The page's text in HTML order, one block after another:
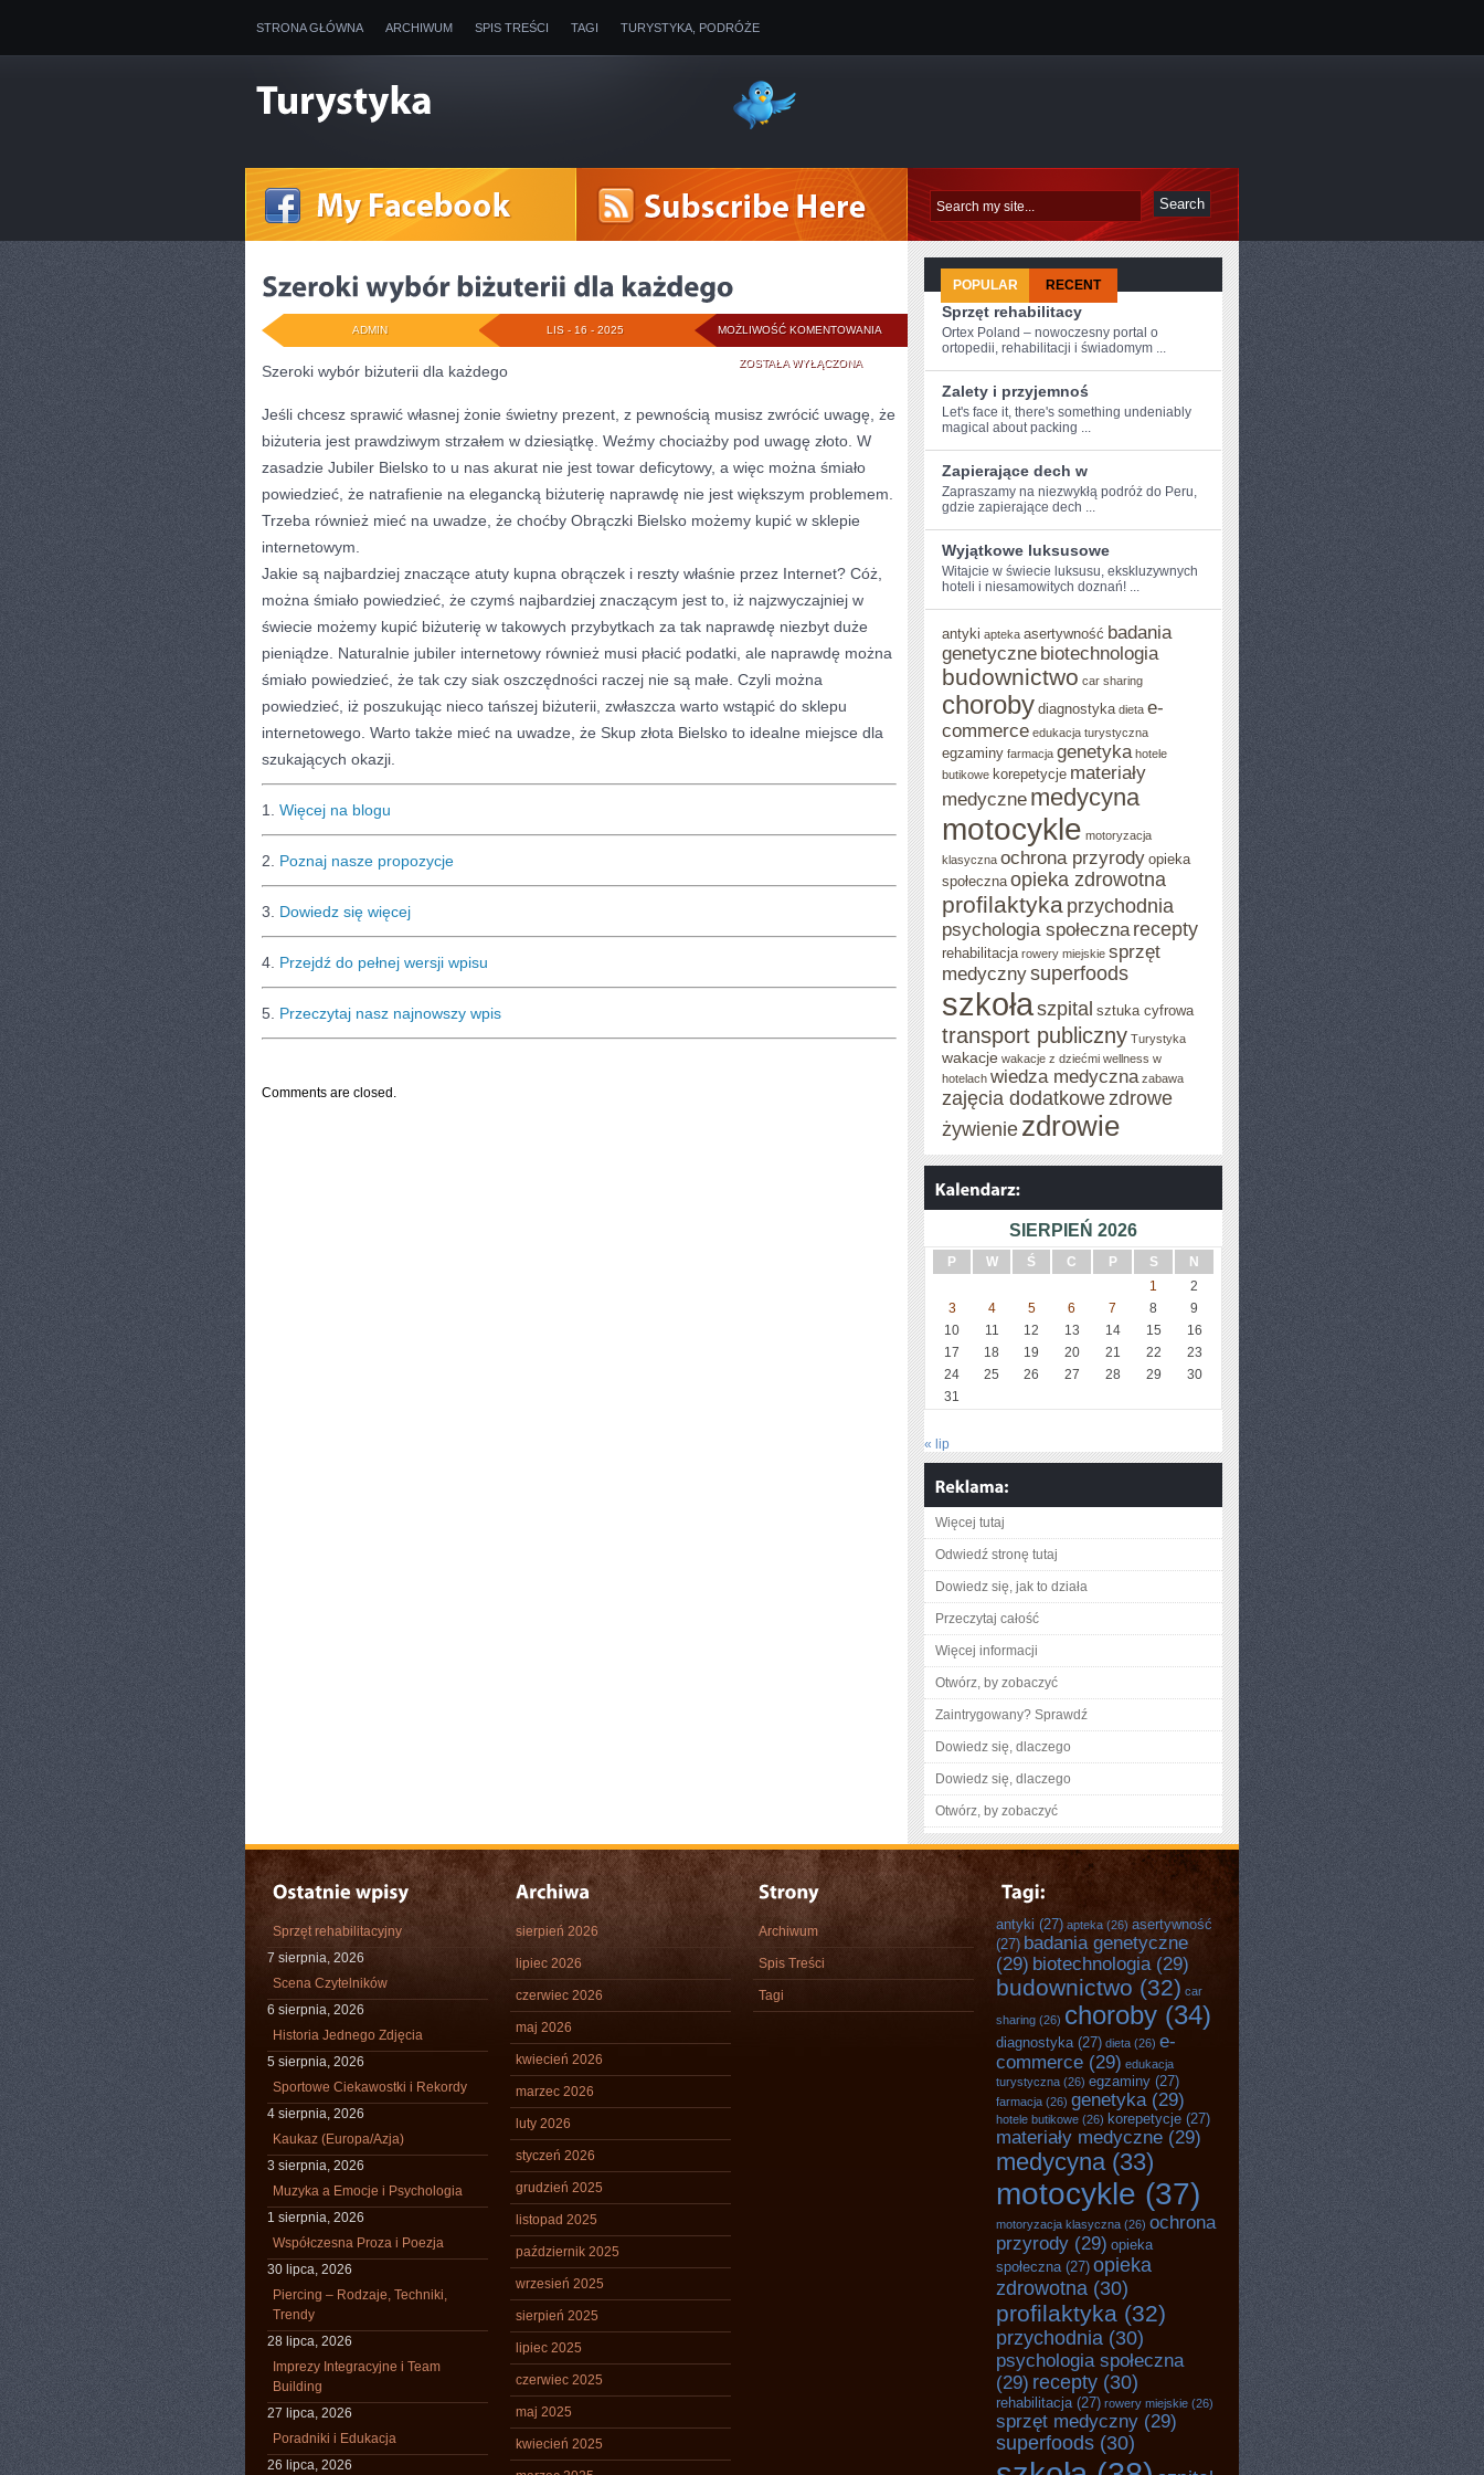
STRONA GŁÓWNA ARCHIWUM SPIS TREŚCI TAGI TURYSTYKA, PODRÓŻE
MOŻLIWOŚĆ KOMENTOWANIA SZEROKI
WYBÓR
BIŻUTERII
KAŻDEGO
ZOSTAŁA WYŁĄCZONA
LIS - 16 - 2025
ADMIN
Szeroki wybór biżuterii dla każdego
Jeśli chcesz sprawić własnej żonie świetny prezent, z pewnością musisz zwrócić uwagę, że
biżuteria jest prawdziwym strzałem w dziesiątkę. Weźmy chociażby pod uwagę złoto. W
zasadzie Jubiler Bielsko to u nas akurat nie jest towar deficytowy, a więc można śmiało
powiedzieć, że natrafienie na elegancką biżuterię naprawdę nie jest większym problemem.
Trzeba również mieć na uwadze, że choćby Obrączki Bielsko możemy kupić w sklepie
internetowym.
Jakie są najbardziej znaczące atuty kupna obrączek i reszty właśnie przez Internet? Cóż,
można śmiało powiedzieć, że czymś najbardziej znaczącym jest to, iż najzwyczajniej w
świecie możemy kupić biżuterię w takowych przybytkach za tak naprawdę niezbyt duże
pieniądze. Naturalnie jubiler internetowy również musi płacić podatki, ale naprawdę można
śmiało powiedzieć, że tak czy siak oszczędności raczej nie są małe. Czyli można
powiedzieć, iż poszukując nieco tańszej biżuterii, zwłaszcza warto wstąpić do sklepu
internetowego. Warto także mieć na uwadze, że Skup złota Bielsko to idealne miejsce dla
szukających okazji.
1. Więcej na blogu
2. Poznaj nasze propozycje
3. Dowiedz się więcej
4. Przejdź do pełnej wersji wpisu
5. Przeczytaj nasz najnowszy wpis
Comments are closed.
POPULAR RECENT
Sprzęt rehabilitacy
Ortex Poland – nowoczesny portal o
ortopedii, rehabilitacji i świadomym ...
Zalety i przyjemnoś
Let's face it,⁣ there's something ​undeniably
magical about ‍packing ...
Zapierające dech w
Zapraszamy na ‌niezwykłą podróż do⁢ Peru,
gdzie zapierające dech ...
Wyjątkowe luksusowe
Witajcie⁢ w​ świecie luksusu,‍ ekskluzywnych
hoteli i niesamowitych doznań! ...
antyki apteka asertywność badania
genetyczne biotechnologia
budownictwo car sharing
choroby diagnostyka dieta e-
commerce edukacja turystyczna
egzaminy farmacja genetyka hotele
butikowe korepetycje materiały
medyczne medycyna
motocykle motoryzacja
klasyczna ochrona przyrody opieka
społeczna opieka zdrowotna
profilaktyka przychodnia
psychologia społeczna recepty
rehabilitacja rowery miejskie sprzęt
medycznysuperfoods
szkołaszpital sztuka cyfrowa
transport publiczny Turystyka
wakacje wakacje z dziećmi wellness w
hotelach wiedza medyczna zabawa
zajęcia dodatkowezdrowe
żywienie zdrowie
SIERPIEŃ 2026
P W Ś C P S
N
1
2
3
4 5 6 7 8
9
10
11 12 13 14 15
16
17
18 19 20 21 22
23
24
25 26 27 28 29
30
31
« lip
Więcej tutaj
Odwiedź stronę tutaj
Dowiedz się, jak to działa
Przeczytaj całość
Więcej informacji
Otwórz, by zobaczyć
Zaintrygowany? Sprawdź
Dowiedz się, dlaczego
Dowiedz się, dlaczego
Otwórz, by zobaczyć
Sprzęt rehabilitacyjny
7 sierpnia, 2026
Scena Czytelników
6 sierpnia, 2026
Historia Jednego Zdjęcia
5 sierpnia, 2026
Sportowe Ciekawostki i Rekordy
4 sierpnia, 2026
Kaukaz (Europa/Azja)
3 sierpnia, 2026
Muzyka a Emocje i Psychologia
1 sierpnia, 2026
Współczesna Proza i Poezja
30 lipca, 2026
Piercing – Rodzaje, Techniki,
Trendy
28 lipca, 2026
Imprezy Integracyjne i Team
Building
27 lipca, 2026
Poradniki i Edukacja
26 lipca, 2026
sierpień 2026
lipiec 2026
czerwiec 2026
maj 2026
kwiecień 2026
marzec 2026
luty 2026
styczeń 2026
grudzień 2025
listopad 2025
październik 2025
wrzesień 2025
sierpień 2025
lipiec 2025
czerwiec 2025
maj 2025
kwiecień 2025
Archiwum
Spis Treści
Tagi
antyki (27) apteka (26) asertywność
(27) badania genetyczne
(29) biotechnologia (29)
budownictwo (32) car
sharing (26) choroby (34)
diagnostyka(27) dieta (26) e-
commerce (29) edukacja
turystyczna (26) egzaminy (27)
farmacja (26) genetyka (29)
hotele butikowe (26) korepetycje (27)
materiały medyczne (29)
medycyna(33)
motocykle (37)
motoryzacja klasyczna (26) ochrona
przyrody (29) opieka
społeczna(27) opieka
zdrowotna (30)
profilaktyka (32)
przychodnia (30)
psychologia społeczna
(29) recepty (30)
rehabilitacja(27) rowery miejskie (26)
sprzęt medyczny (29)
superfoods (30)